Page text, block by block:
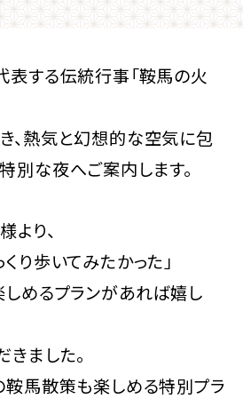
表する伝統行事「鞍馬の火
、熱気と幻想的な空気に包
別な夜へご案内します。
より、
り歩いてみたかった」
しめるプランがあれば嬉し
ました。
鞍馬散策も楽しめる特別プラ